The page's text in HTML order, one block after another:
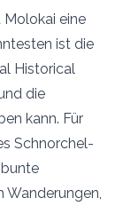
Molokai eine
ist die
Historical
die
kann. Für
Schnorchel-